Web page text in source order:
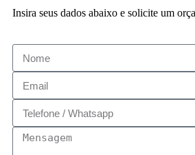
Insira seus dados abaixo e solicite um